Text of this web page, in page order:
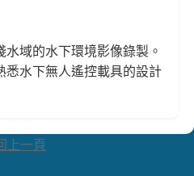
水域的水下環境影像錄製。
悉水下無人遙控載具的設計
上一頁